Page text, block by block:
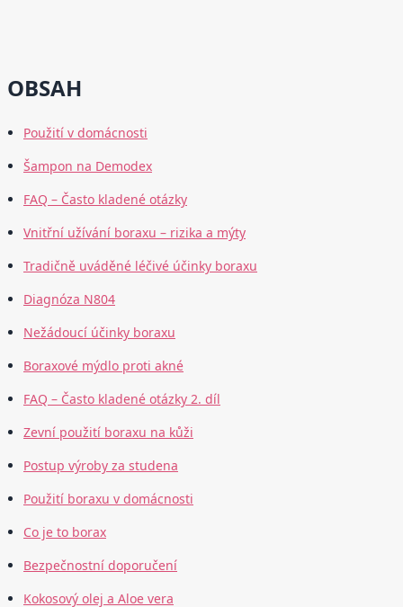
OBSAH
Použití v domácnosti
Šampon na Demodex
FAQ – Často kladené otázky
Vnitřní užívání boraxu – rizika a mýty
Tradičně uváděné léčivé účinky boraxu
Diagnóza N804
Nežádoucí účinky boraxu
Boraxové mýdlo proti akné
FAQ – Často kladené otázky 2. díl
Zevní použití boraxu na kůži
Postup výroby za studena
Použití boraxu v domácnosti
Co je to borax
Bezpečnostní doporučení
Kokosový olej a Aloe vera